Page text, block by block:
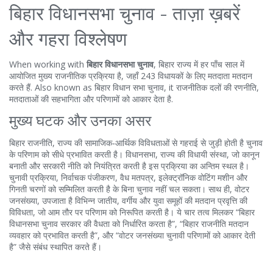
बिहार विधानसभा चुनाव - ताज़ा ख़बरें
और गहरा विश्लेषण
When working with बिहार विधानसभा चुनाव, बिहार राज्य में हर पाँच साल में
आयोजित मुख्य राजनीतिक प्रक्रिया है, जहाँ 243 विधायकों के लिए मतदाता मतदान
करते हैं. Also known as बिहार विधान सभा चुनाव, it राजनीतिक दलों की रणनीति,
मतदाताओं की सहभागिता और परिणामों को आकार देता है.
मुख्य घटक और उनका असर
बिहार राजनीति, राज्य की सामाजिक‑आर्थिक विविधताओं से गहराई से जुड़ी होती है चुनाव
के परिणाम को सीधे प्रभावित करती है। विधानसभा, राज्य की विधायी संस्था, जो कानून
बनाती और सरकारी नीति को नियंत्रित करती है इस प्रक्रिया का अन्तिम स्थल है।
चुनावी प्रक्रिया, निर्वाचक पंजीकरण, वैध मतपत्र, इलेक्ट्रॉनिक वोटिंग मशीन और
गिनती चरणों को सम्मिलित करती है के बिना चुनाव नहीं चल सकता। साथ ही, वोटर
जनसंख्या, उपजाता है विभिन्न जातीय, वर्गीय और युवा समूहों की मतदान प्रवृत्तिकी
विविधता, जो आम तौर पर परिणाम को निरूपित करती है। ये चार तत्व मिलकर “बिहार
विधानसभा चुनाव सरकार की वैधता को निर्धारित करता है”, “बिहार राजनीति मतदान
व्यवहार को प्रभावित करती है”, और “वोटर जनसंख्या चुनावी परिणामों को आकार देती
है” जैसे संबंध स्थापित करते हैं।